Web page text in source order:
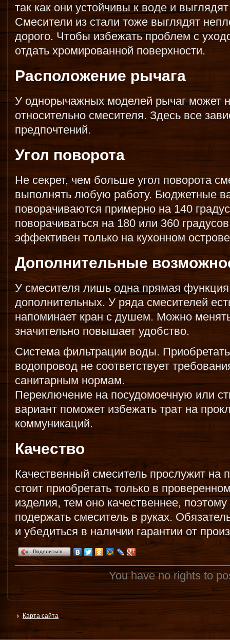
так как они устойчивы к воде и
Смесители из стали тоже выглядят
дорого. Чтобы избежать проблем с
отдать хромированной поверхности.
Расположение рычага
У однорычажных моделей рычаг может
относительно смесителя. Здесь все
предпочтений.
Угол поворота
Не секрет, чем больше угол поворота
выполнять любую работу. Бюджетные
поворачиваются примерно на 140
поворачиваться на 180 или 360
эффективен только на кухонном
Дополнительные
У смесителя лишь одна прямая
дополнительных. У ряда смесителей
напоминает кран с душем. Можно
значительно повышает удобство.
Система фильтрации воды.
водопровод не соответствует
санитарным нормам.
Переключение на посудомоечную или
вариант поможет избежать трат на
коммуникаций.
Качество
Качественный смеситель прослужит на
стоит приобретать только в
изделия, тем оно качественнее,
подержать смеситель в руках.
и убедиться в наличии гарантии от
Поделиться…
You have no rights to
Карта сайта